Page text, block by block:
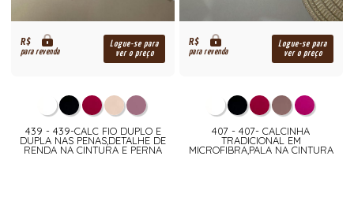
R$
para revenda
Logue-se para
ver o preço
439 - 439-CALC FIO DUPLO E
DUPLA NAS PENAS,DETALHE DE
RENDA NA CINTURA E PERNA
R$
para revenda
Logue-se para
ver o preço
407 - 407- CALCINHA
TRADICIONAL EM
MICROFIBRA,PALA NA CINTURA